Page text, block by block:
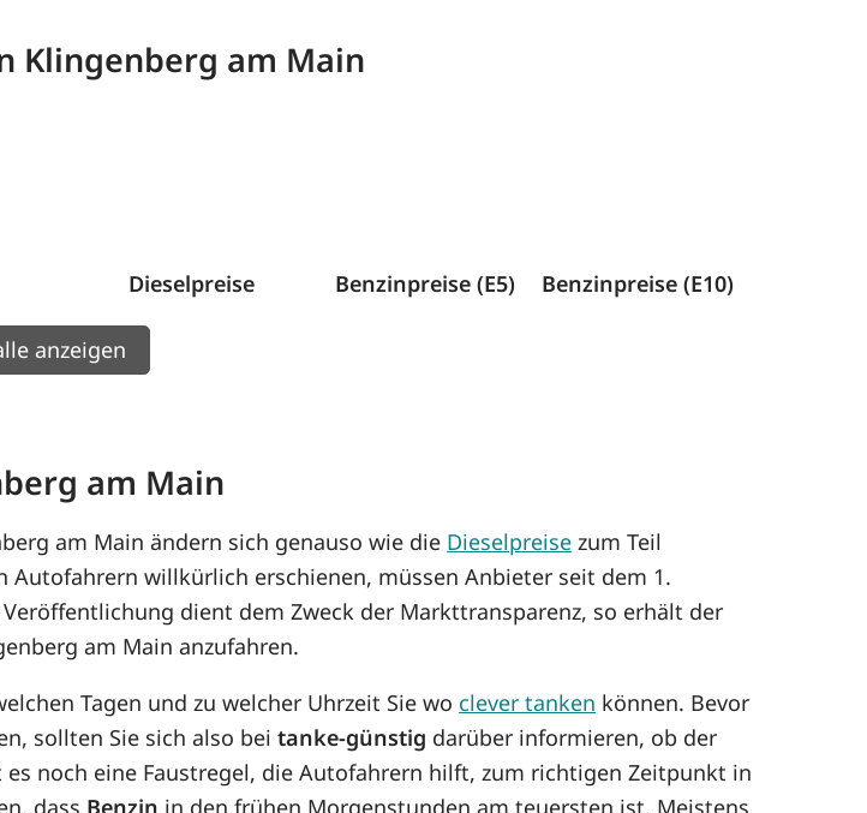
Klingenberg am Main
Dieselpreise Benzinpreise (E5) Benzinpreise (E10)
anzeigen
am Main
am Main ändern sich genauso wie die Dieselpreise zum Teil
willkürlich erschienen, müssen Anbieter seit dem 1.
dient dem Zweck der Markttransparenz, so erhält der
am Main anzufahren.
Tagen und zu welcher Uhrzeit Sie wo clever tanken können. Bevor
sollten Sie sich also beitanke-günstig darüber informieren, ob der
noch eine Faustregel, die Autofahrern hilft, zum richtigen Zeitpunkt in
dass Benzin in den frühen Morgenstunden am teuersten ist. Meistens